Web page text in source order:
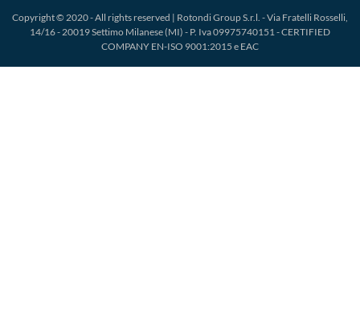
Copyright © 2020 - All rights reserved | Rotondi Group S.r.l. - Via Fratelli Rosselli,
14/16 - 20019 Settimo Milanese (MI) - P. Iva 09975740151 - CERTIFIED
COMPANY EN-ISO 9001:2015 e EAC